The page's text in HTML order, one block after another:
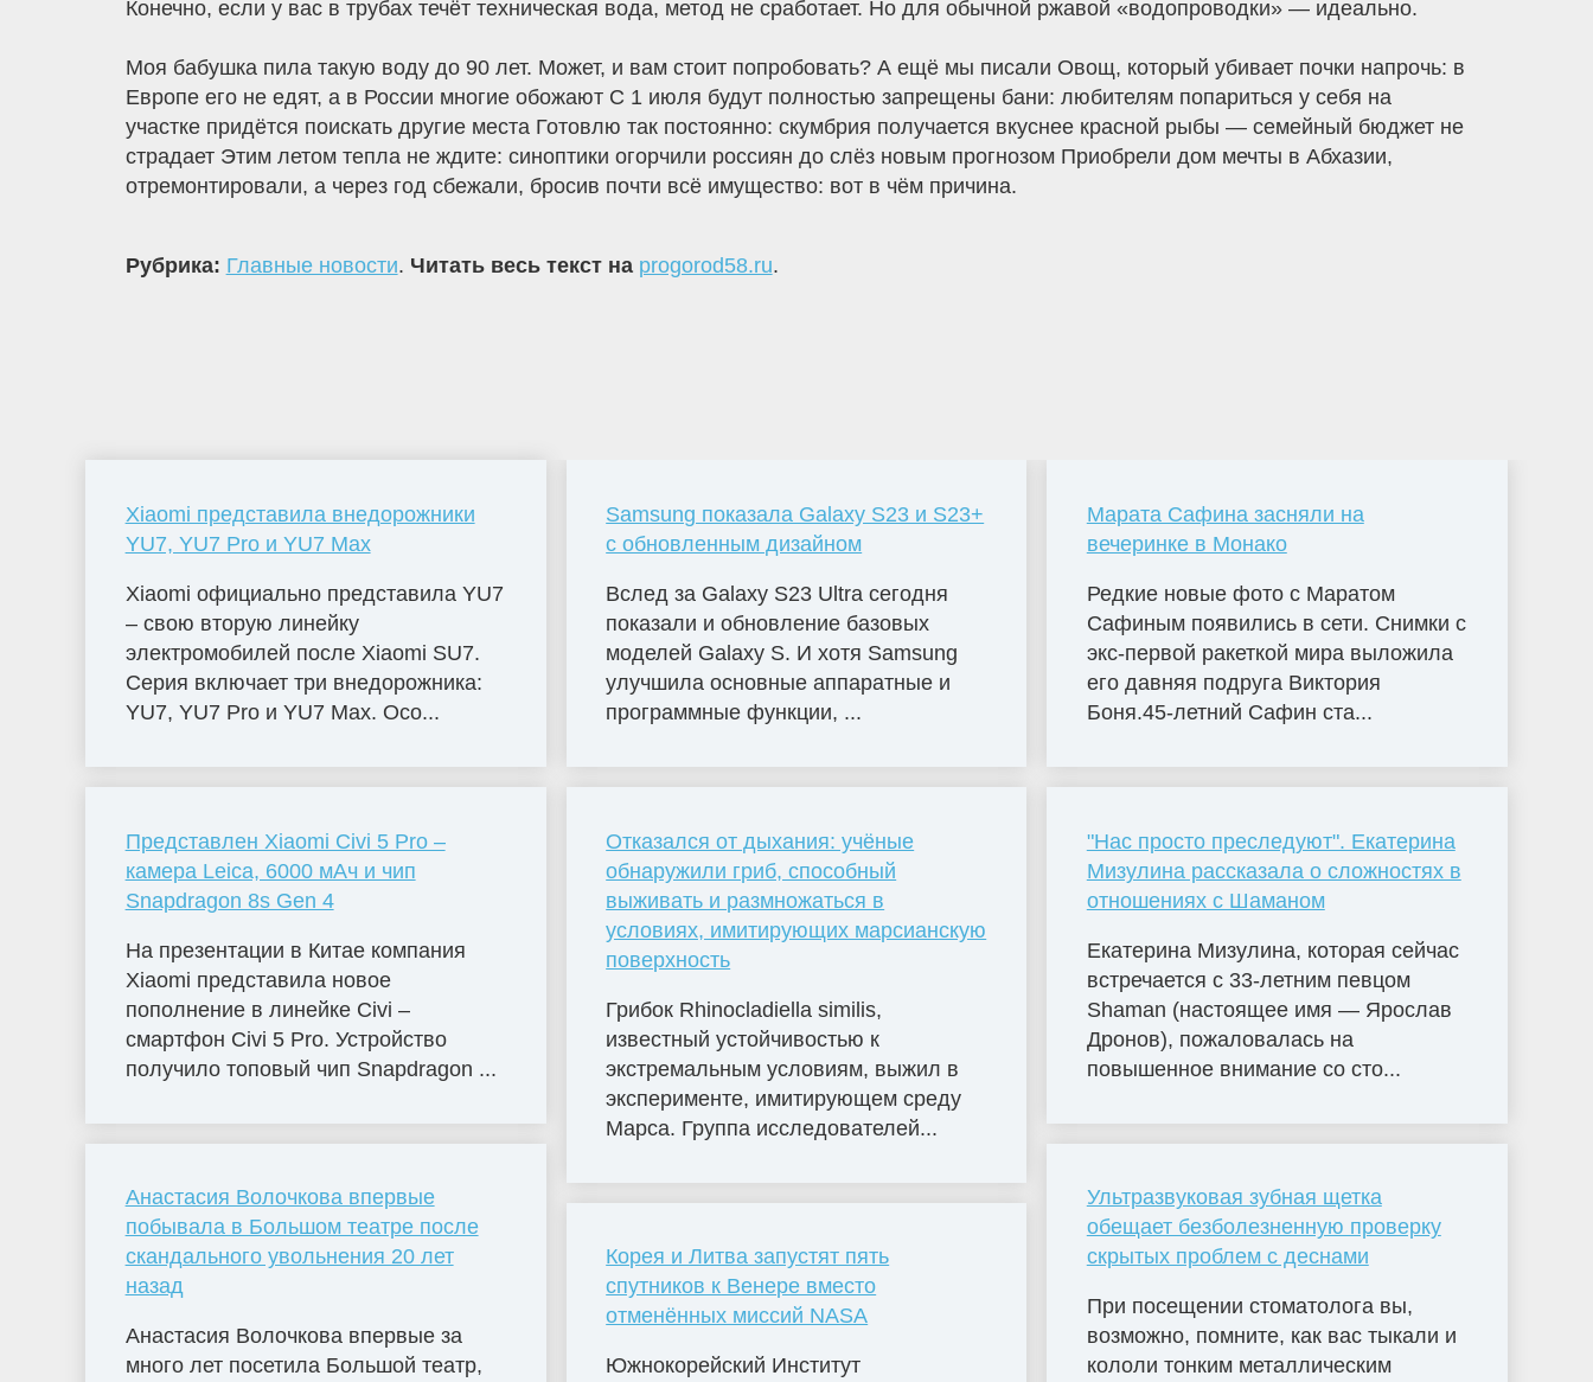
Конечно, если у вас в трубах течёт техническая вода, метод не сработает. Но для обычной ржавой «водопроводки» — идеально.
Моя бабушка пила такую воду до 90 лет. Может, и вам стоит попробовать? А ещё мы писали Овощ, который убивает почки напрочь: в
Европе его не едят, а в России многие обожают С 1 июля будут полностью запрещены бани: любителям попариться у себя на
участке придётся поискать другие места Готовлю так постоянно: скумбрия получается вкуснее красной рыбы — семейный бюджет не
страдает Этим летом тепла не ждите: синоптики огорчили россиян до слёз новым прогнозом Приобрели дом мечты в Абхазии,
отремонтировали, а через год сбежали, бросив почти всё имущество: вот в чём причина.
Рубрика: Главные новости. Читать весь текст на progorod58.ru.
Xiaomi представила внедорожники
YU7, YU7 Pro и YU7 Max
Xiaomi официально представила YU7
– свою вторую линейку
электромобилей после Xiaomi SU7.
Серия включает три внедорожника:
YU7, YU7 Pro и YU7 Max. Осо...
Представлен Xiaomi Civi 5 Pro –
камера Leica, 6000 мАч и чип
Snapdragon 8s Gen 4
На презентации в Китае компания
Xiaomi представила новое
пополнение в линейке Civi –
смартфон Civi 5 Pro. Устройство
получило топовый чип Snapdragon ...
Анастасия Волочкова впервые
побывала в Большом театре после
скандального увольнения 20 лет
назад
Анастасия Волочкова впервые за
много лет посетила Большой театр,
Samsung показала Galaxy S23 и S23+
с обновленным дизайном
Вслед за Galaxy S23 Ultra сегодня
показали и обновление базовых
моделей Galaxy S. И хотя Samsung
улучшила основные аппаратные и
программные функции, ...
Отказался от дыхания: учёные
обнаружили гриб, способный
выживать и размножаться в
условиях, имитирующих марсианскую
поверхность
Грибок Rhinocladiella similis,
известный устойчивостью к
экстремальным условиям, выжил в
эксперименте, имитирующем среду
Марса. Группа исследователей...
Корея и Литва запустят пять
спутников к Венере вместо
отменённых миссий NASA
Южнокорейский Институт
Марата Сафина засняли на
вечеринке в Монако
Редкие новые фото с Маратом
Сафиным появились в сети. Снимки с
экс-первой ракеткой мира выложила
его давняя подруга Виктория
Боня.45-летний Сафин ста...
"Нас просто преследуют". Екатерина
Мизулина рассказала о сложностях в
отношениях с Шаманом
Екатерина Мизулина, которая сейчас
встречается с 33-летним певцом
Shaman (настоящее имя — Ярослав
Дронов), пожаловалась на
повышенное внимание со сто...
Ультразвуковая зубная щетка
обещает безболезненную проверку
скрытых проблем с деснами
При посещении стоматолога вы,
возможно, помните, как вас тыкали и
кололи тонким металлическим